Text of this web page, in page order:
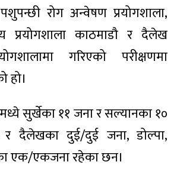
रोग अन्वेषण प्रयोगशाला,
प्रयोगशाला काठमाडौ र दैलेख
गरिएको परीक्षणमा
हो।
सुर्खेका ११ जना र सल्यानका १०
र दैलेखका दुई/दुई जना, डोल्पा,
एक/एकजना रहेका छन।